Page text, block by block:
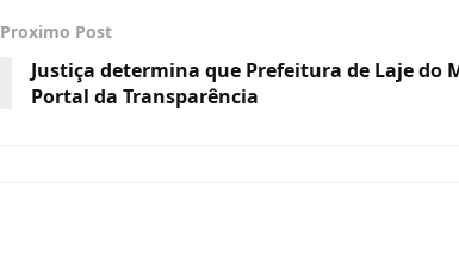
Proximo Post
Justiça determina que Prefeitura de Laje do
Portal da Transparência